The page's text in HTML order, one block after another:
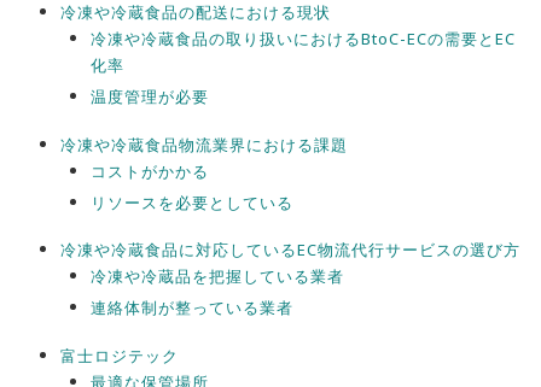
冷凍や冷蔵食品の配送における現状
冷凍や冷蔵食品の取り扱いにおけるBtoC-ECの需要とEC
化率
温度管理が必要
冷凍や冷蔵食品物流業界における課題
コストがかかる
リソースを必要としている
冷凍や冷蔵食品に対応しているEC物流代行サービスの選び方
冷凍や冷蔵品を把握している業者
連絡体制が整っている業者
富士ロジテック
最適な保管場所